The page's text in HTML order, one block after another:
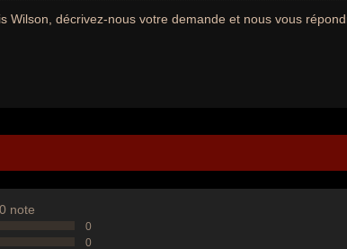
Wilson, décrivez-nous votre demande et nous vous
0 note
0
0